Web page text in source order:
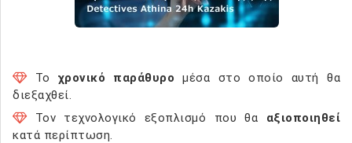
Το χρονικό παράθυρο μέσα στο οποίο αυτή θα
διεξαχθεί.
Τον τεχνολογικό εξοπλισμό που θα αξιοποιηθεί
κατά περίπτωση.